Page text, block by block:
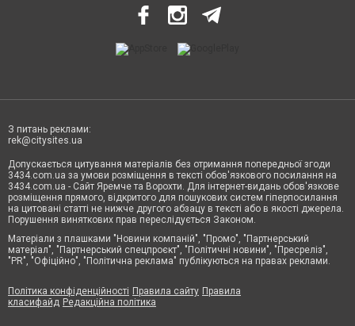
З питань реклами:
rek@citysites.ua
Допускається цитування матеріалів без отримання попередньої згоди
3434.com.ua за умови розміщення в тексті обов'язкового посилання на
3434.com.ua - Сайт Яремче та Ворохти. Для інтернет-видань обов'язкове
розміщення прямого, відкритого для пошукових систем гіперпосилання
на цитовані статті не нижче другого абзацу в тексті або в якості джерела.
Порушення виняткових прав переслідується Законом.
Матеріали з плашками "Новини компаній", "Промо", "Партнерський
матеріал", "Партнерський спецпроєкт", "Політичні новини", "Пресреліз",
"PR", "Офіційно", "Політична реклама" публікуються на правах реклами.
Політика конфіденційності Правила сайту Правила
класифайд Редакційна політика